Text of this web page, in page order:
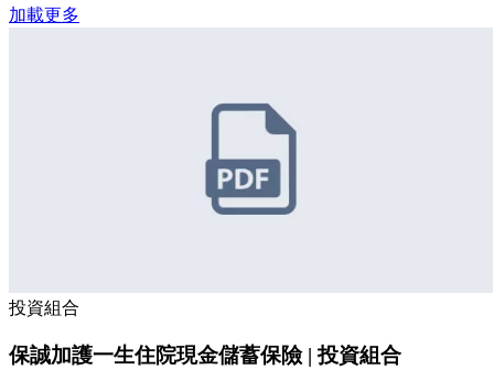
加載更多
投資組合
保誠加護一生住院現金儲蓄保險 | 投資組合